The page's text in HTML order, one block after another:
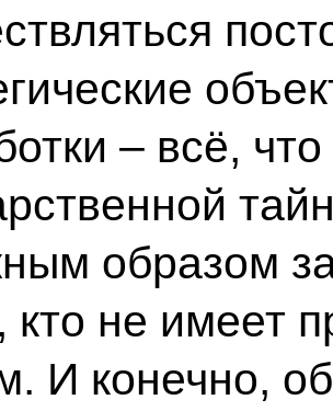
– всё,
образом
кто не имеет
И конечно,